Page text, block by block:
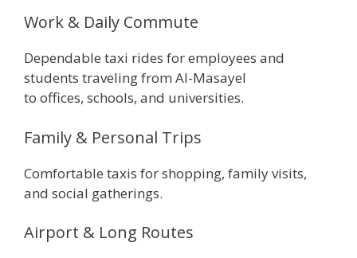
Work & Daily Commute
Dependable taxi rides for employees and
students traveling from Al-Masayel
to offices, schools, and universities.
Family & Personal Trips
Comfortable taxis for shopping, family visits,
and social gatherings.
Airport & Long Routes